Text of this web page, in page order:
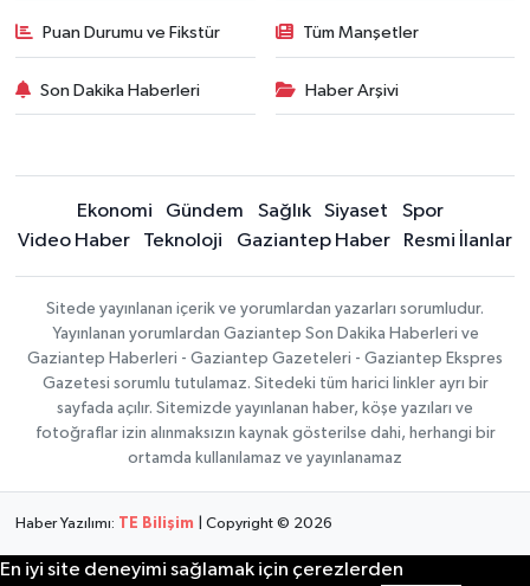
Puan Durumu ve Fikstür Tüm Manşetler
Son Dakika Haberleri Haber Arşivi
Ekonomi Gündem Sağlık Siyaset
Spor
Video Haber
Teknoloji Gaziantep Haber Resmi İlanlar
Sitede yayınlanan içerik ve yorumlardan yazarları sorumludur.
Yayınlanan yorumlardan Gaziantep Son Dakika Haberleri ve
Gaziantep Haberleri - Gaziantep Gazeteleri - Gaziantep Ekspres
Gazetesi sorumlu tutulamaz. Sitedeki tüm harici linkler ayrı bir
sayfada açılır. Sitemizde yayınlanan haber, köşe yazıları ve
fotoğraflar izin alınmaksızın kaynak gösterilse dahi, herhangi bir
ortamda kullanılamaz ve yayınlanamaz
Haber Yazılımı: TE Bilişim | Copyright © 2026
En iyi site deneyimi sağlamak için çerezlerden